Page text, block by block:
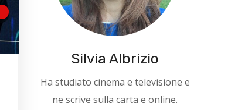
Silvia Albrizio
Ha studiato cinema e televisione e
ne scrive sulla carta e online.